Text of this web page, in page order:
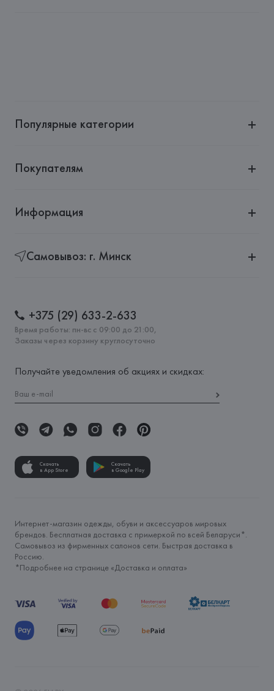
(Barcelona),
Популярные категории
Покупателям
Информация
Самовывоз: г. Минск
+375 (29) 633-2-633
Время работы: пн-вс с 09:00 до 21:00,
Заказы через корзину круглосуточно
Получайте уведомления об акциях и скидках:
Скачать
в App Store
Скачать
в Google Play
Интернет-магазин одежды, обуви и аксессуаров мировых
брендов. Бесплатная доставка с примеркой по всей Беларуси*.
Самовывоз из фирменных салонов сети. Быстрая доставка в
Россию.
*Подробнее на странице «Доставка и оплата»